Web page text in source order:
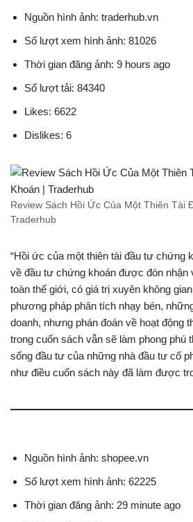
Nguồn hình ảnh: traderhub.vn
Số lượt xem hình ảnh: 81026
Thời gian đăng ảnh: 9 hours ago
Số lượt tải: 84340
Likes: 6622
Dislikes: 6
Review Sách Hồi Ức Của Một Thiên Tài
Traderhub
“Hồi ức của một thiên tài đầu tư chứng
về đầu tư chứng khoán được đón nhận
toàn thế giới, có giá trị xuyên không
phương pháp phân tích nhạy bén,
doanh, nhưng phán đoán về hoạt động
trong cuốn sách vẫn sẽ làm phong phú
sống đầu tư của những nhà đầu tư cổ
như điều cuốn sách này đã làm được
Nguồn hình ảnh: shopee.vn
Số lượt xem hình ảnh: 62225
Thời gian đăng ảnh: 29 minute ago